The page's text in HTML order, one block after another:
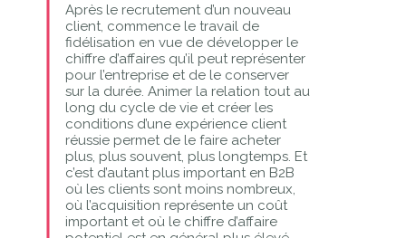
Après le recrutement d’un nouveau
client, commence le travail de
fidélisation en vue de développer le
chiffre d’affaires qu’il peut représenter
pour l’entreprise et de le conserver
sur la durée. Animer la relation tout au
long du cycle de vie et créer les
conditions d’une expérience client
réussie permet de le faire acheter
plus, plus souvent, plus longtemps. Et
c’est d’autant plus important en B2B
où les clients sont moins nombreux,
où l’acquisition représente un coût
important et où le chiffre d’affaire